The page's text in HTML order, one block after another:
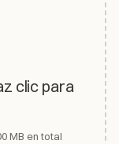
clic para
MB en total